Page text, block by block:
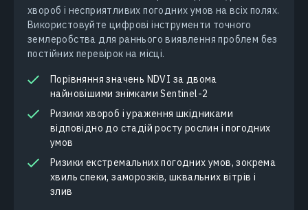
хвороб і несприятливих погодних умов на всіх полях.
Використовуйте цифрові інструменти точного
землеробства для раннього виявлення проблем без
постійних перевірок на місці.
Порівняння значень NDVI за двома
найновішими знімками Sentinel-2
Ризики хвороб і ураження шкідниками
відповідно до стадій росту рослин і погодних
умов
Ризики екстремальних погодних умов, зокрема
хвиль спеки, заморозків, шквальних вітрів і
злив